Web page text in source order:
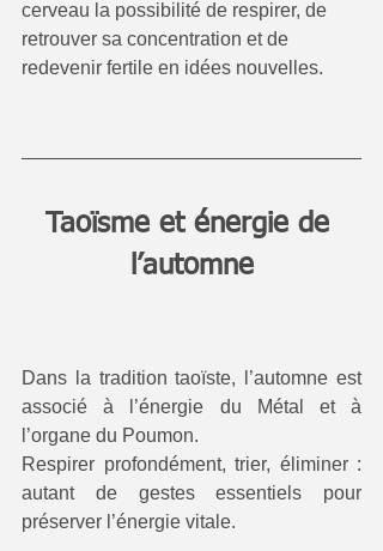
cerveau la possibilité de respirer, de
retrouver sa concentration et de
redevenir fertile en idées nouvelles.
Taoïsme et énergie de
l’automne
Dans la tradition taoïste, l’automne est
associé à l’énergie du Métal et à
l’organe du Poumon.
Respirer profondément, trier, éliminer :
autant de gestes essentiels pour
préserver l’énergie vitale.